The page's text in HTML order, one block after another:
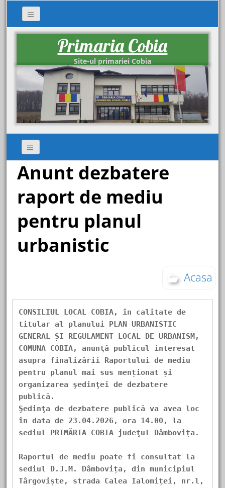
Primaria Cobia
Site-ul primariei Cobia
Anunt dezbatere
raport de mediu
pentru planul
urbanistic
Acasa
CONSILIUL LOCAL COBIA, în calitate de
titular al planului PLAN URBANISTIC
GENERAL ȘI REGULAMENT LOCAL DE URBANISM,
COMUNA COBIA, anunţă publicul interesat
asupra finalizării Raportului de mediu
pentru planul mai sus menționat și
organizarea şedinţei de dezbatere
publică.
Şedinţa de dezbatere publică va avea loc
în data de 23.04.2026, ora 14.00, la
sediul PRIMĂRIA COBIA judeţul Dâmbovița.
Raportul de mediu poate fi consultat la
sediul D.J.M. Dâmbovița, din municipiul
Târgoviște, strada Calea Ialomiței, nr.l,